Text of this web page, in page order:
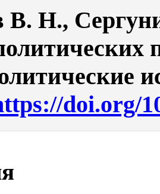
Н.,
doi.org/